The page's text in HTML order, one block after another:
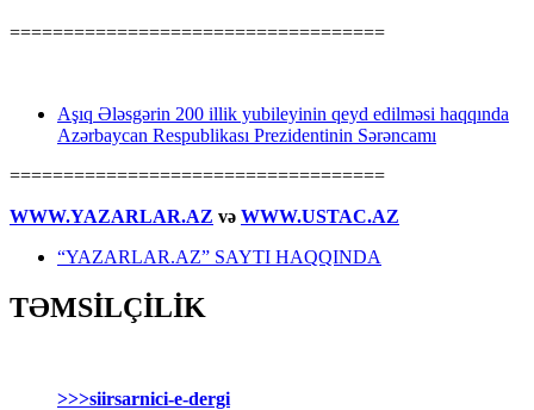
===================================
Aşıq Ələsgərin 200 illik yubileyinin qeyd edilməsi haqqında
Azərbaycan Respublikası Prezidentinin Sərəncamı
===================================
WWW.YAZARLAR.AZ və WWW.USTAC.AZ
“YAZARLAR.AZ” SAYTI HAQQINDA
TƏMSİLÇİLİK
>>>siirsarnici-e-dergi